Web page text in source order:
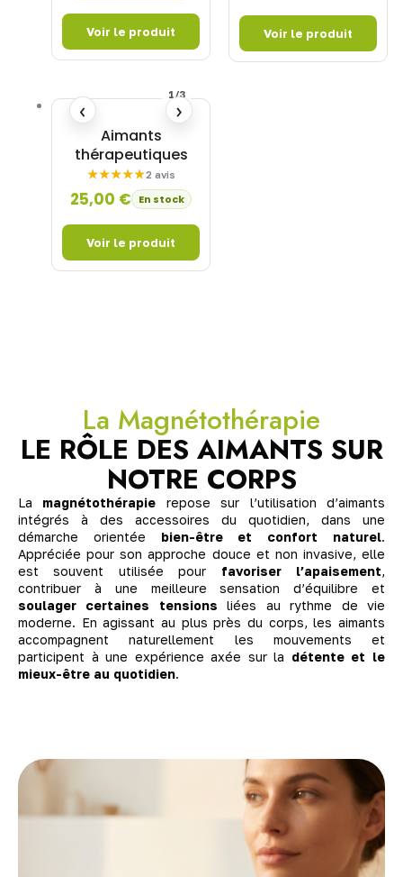
Aimants
thérapeutiques
2 avis
25,00 € En stock
‹ ›
1/3
La Magnétothérapie
LE RÔLE DES AIMANTS SUR
NOTRE CORPS
La magnétothérapie repose sur l’utilisation d’aimants
intégrés à des accessoires du quotidien, dans une
démarche orientée bien-être et confort naturel.
Appréciée pour son approche douce et non invasive, elle
est souvent utilisée pour favoriser l’apaisement,
contribuer à une meilleure sensation d’équilibre et
soulager certaines tensions liées au rythme de vie
moderne. En agissant au plus près du corps, les aimants
accompagnent naturellement les mouvements et
participent à une expérience axée sur la détente et le
mieux-être au quotidien.